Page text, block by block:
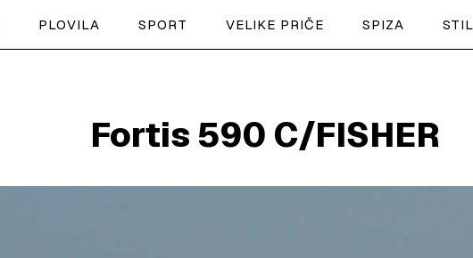
NAUTIKA
PLOVILA SPORT VELIKE PRIČE SPIZA STIL
Fortis 590 C/FISHER